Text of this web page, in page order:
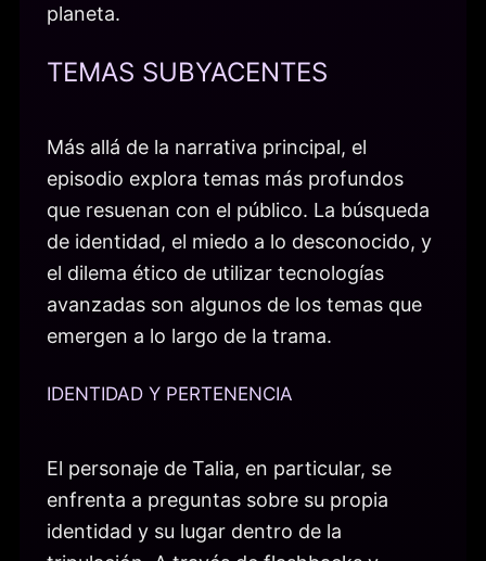
planeta.
TEMAS SUBYACENTES
Más allá de la narrativa principal, el
episodio explora temas más profundos
que resuenan con el público. La búsqueda
de identidad, el miedo a lo desconocido, y
el dilema ético de utilizar tecnologías
avanzadas son algunos de los temas que
emergen a lo largo de la trama.
IDENTIDAD Y PERTENENCIA
El personaje de Talia, en particular, se
enfrenta a preguntas sobre su propia
identidad y su lugar dentro de la